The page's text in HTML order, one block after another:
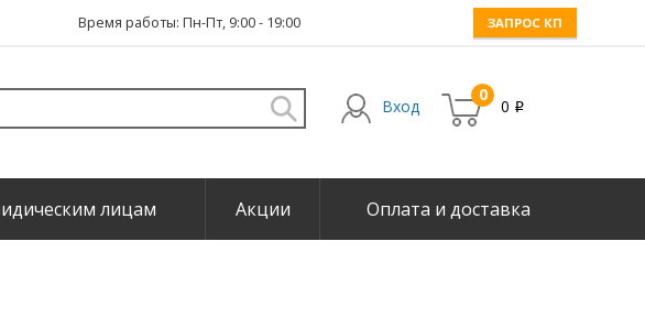
Время работы: Пн-Пт, 9:00 - 19:00 ЗАПРОС КП
Вход
0
0 i
лицам Акции Оплата и доставка